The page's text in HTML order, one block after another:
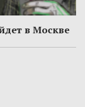
в Москве